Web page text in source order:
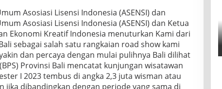
Asosiasi Lisensi Indonesia (ASENSI) dan
Asosiasi Lisensi Indonesia (ASENSI) dan Ketua
Ekonomi Kreatif Indonesia menuturkan Kami dari
sebagai salah satu rangkaian road show kami
dan percaya dengan mulai pulihnya Bali dilihat
Provinsi Bali mencatat kunjungan wisatawan
I 2023 tembus di angka 2,3 juta wisman atau
jika dibandingkan dengan periode yang sama di